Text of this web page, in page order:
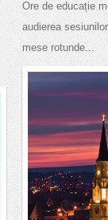
Ore de educație
audierea
mese rotunde...